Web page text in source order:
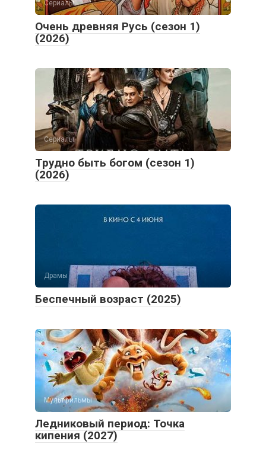
Сериалы
Очень древняя Русь (сезон 1)
(2026)
Сериалы
Трудно быть богом (сезон 1)
(2026)
Драмы
Беспечный возраст (2025)
Мультфильмы
Ледниковый период: Точка
кипения (2027)